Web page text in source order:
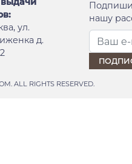
ул.
д.
нашу
ALL RIGHTS RESERVED.